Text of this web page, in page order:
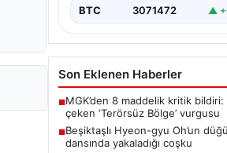
BTC 3071472 ▲
Son Eklenen Haberler
■MGK’den 8 maddelik kritik bildiri:
çeken ‘Terörsüz Bölge’ vurgusu
■Beşiktaşlı Hyeon-gyu Oh’un
dansında yakaladığı coşku